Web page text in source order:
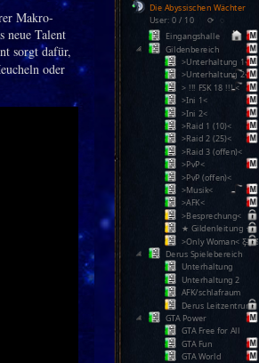
Die Abyssischen Wächter
User: 0 / 10 ⟳
Eingangshalle
Gildenbereich
>Unterhaltung 1<
>Unterhaltung 2<
> !!! FSK 18 !!! <
>Ini 1<
>Ini 2<
>Raid 1 (10)<
>Raid 2 (25)<
>Raid 3 (offen)<
>PvP<
>PvP (offen)<
>Musik<
>AFK<
>Besprechung<
★ Gildenleitung ★
>Only Woman< Ƹ̵̡Ӝ̵̨̄Ʒ
Derus Spielebereich
Unterhaltung
Unterhaltung 2
AFK/schlafraum
Derus Leitzentrum
GTA Power
GTA Free for All
GTA Fun
GTA World
Makro-
neue Talent
sorgt dafür,
oder